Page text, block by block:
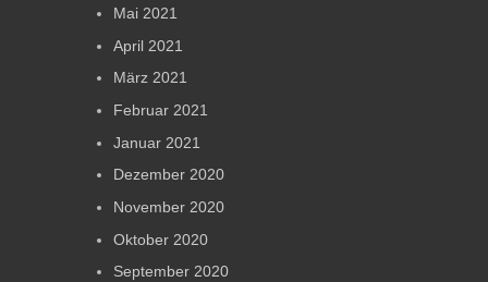
Mai 2021
April 2021
März 2021
Februar 2021
Januar 2021
Dezember 2020
November 2020
Oktober 2020
September 2020